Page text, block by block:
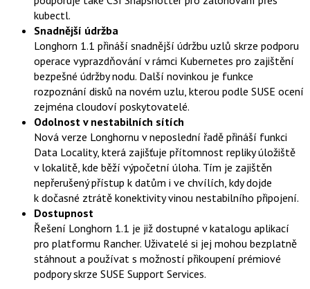
kubectl.
Snadnější údržba
Longhorn 1.1 přináší snadnější údržbu uzlů skrze podporu
operace vyprazdňování v rámci Kubernetes pro zajištění
bezpešné údržby nodu. Další novinkou je funkce
rozpoznání disků na novém uzlu, kterou podle SUSE ocení
zejména cloudoví poskytovatelé.
Odolnost v nestabilních sítích
Nová verze Longhornu v neposlední řadě přináší funkci
Data Locality, která zajišťuje přítomnost repliky úložiště
v lokalitě, kde běží výpočetní úloha. Tím je zajištěn
nepřerušený přístup k datům i ve chvílích, kdy dojde
k dočasné ztrátě konektivity vinou nestabilního připojení.
Dostupnost
Řešení Longhorn 1.1 je již dostupné v katalogu aplikací
pro platformu Rancher. Uživatelé si jej mohou bezplatně
stáhnout a používat s možností přikoupení prémiové
podpory skrze SUSE Support Services.